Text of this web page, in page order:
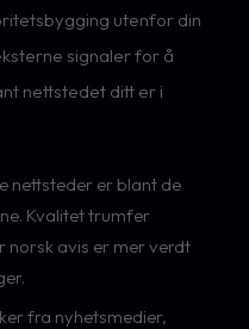
utenfor din
signaler for å
nettstedet ditt er i
nettsteder er blant de
Kvalitet trumfer
norsk avis er mer verdt
fra nyhetsmedier,